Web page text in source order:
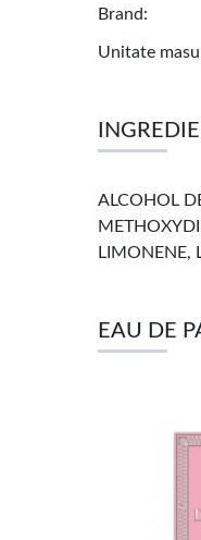
Brand
Unitate
ALCOHOL
LIMONENE,
EAU DE